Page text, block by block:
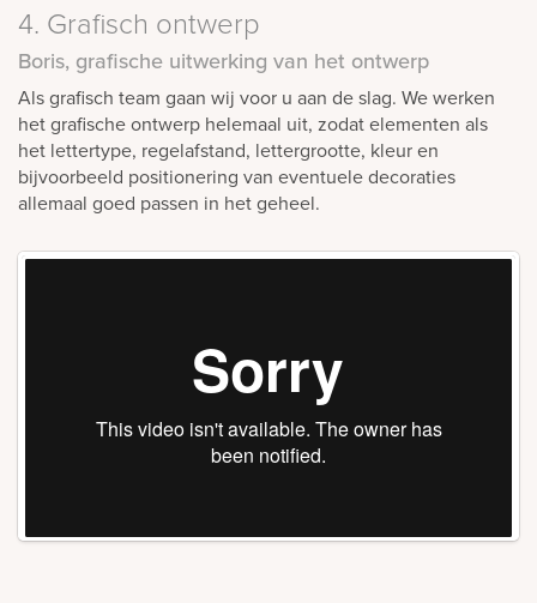
4. Grafisch ontwerp
Boris, grafische uitwerking van het ontwerp
Als grafisch team gaan wij voor u aan de slag. We werken
het grafische ontwerp helemaal uit, zodat elementen als
het lettertype, regelafstand, lettergrootte, kleur en
bijvoorbeeld positionering van eventuele decoraties
allemaal goed passen in het geheel.